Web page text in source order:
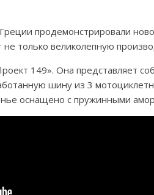
продемонстрировали
только великолепную
149». Она представляет
шину из 3
оснащено с пружинными